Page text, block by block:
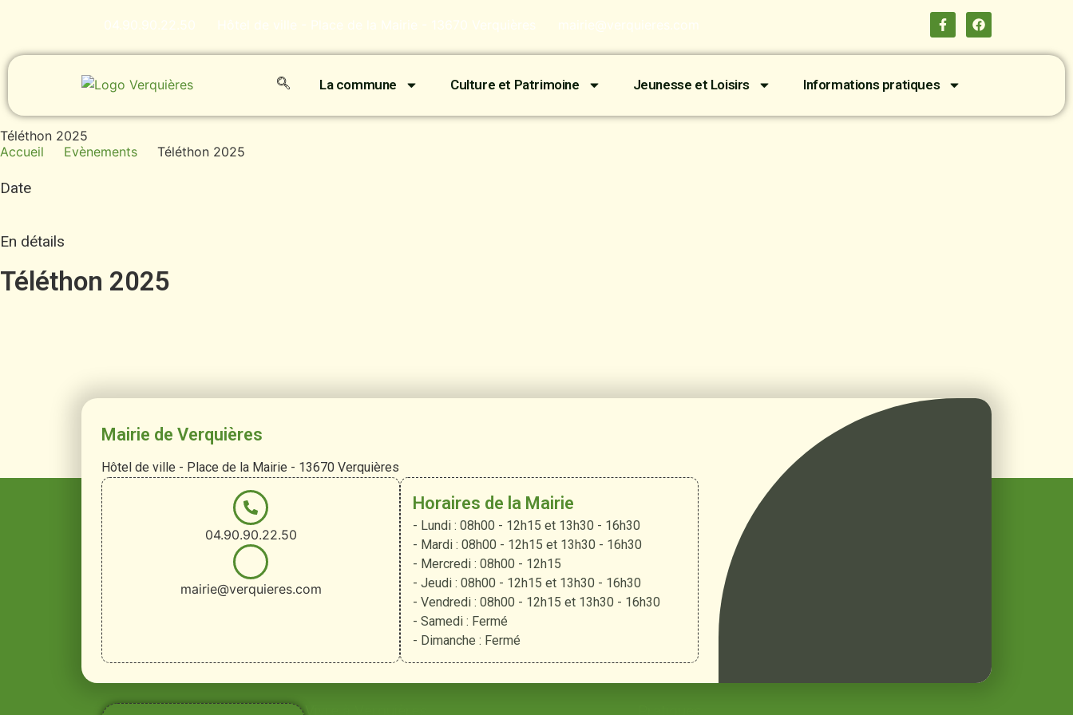
04.90.90.22.50 Hôtel de ville - Place de la Mairie - 13670 Verquières mairie@verquieres.com
La commune Culture et Patrimoine Jeunesse et Loisirs Informations pratiques
Téléthon 2025
Accueil
Evènements Téléthon 2025
Date
En détails
Téléthon 2025
Mairie de Verquières
Hôtel de ville - Place de la Mairie - 13670 Verquières
04.90.90.22.50
mairie@verquieres.com
Horaires de la Mairie
- Lundi : 08h00 - 12h15 et 13h30 - 16h30
- Mardi : 08h00 - 12h15 et 13h30 - 16h30
- Mercredi : 08h00 - 12h15
- Jeudi : 08h00 - 12h15 et 13h30 - 16h30
- Vendredi : 08h00 - 12h15 et 13h30 - 16h30
- Samedi : Fermé
- Dimanche : Fermé
Vivre à Verquières